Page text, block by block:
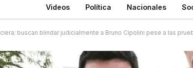
Videos Política Nacionales
buscan blindar judicialmente a Bruno Cipolini pese a las